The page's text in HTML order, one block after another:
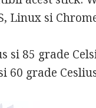
Linux si
si 85 grade
60 grade